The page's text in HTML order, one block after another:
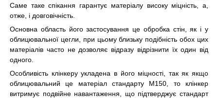
Саме таке спікання гарантує матеріалу високу міцність, а,
отже, і довговічність.
Основна область його застосування це обробка стін, як і у
облицювальної цегли, при цьому близьку подібність обох цих
матеріалів часто не дозволяє відразу відрізнити їх один від
одного.
Особливість клінкеру укладена в його міцності, так як якщо
облицювальний це матеріал стандарту М150, то клінкер
витримує подвійне навантаження, що підтверджує стандарт